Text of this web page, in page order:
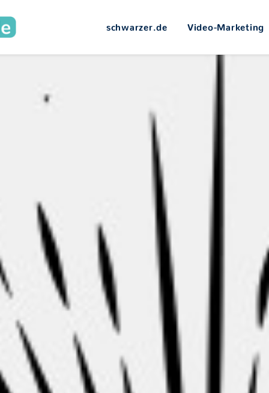
schwarzer.de Video-Marketing